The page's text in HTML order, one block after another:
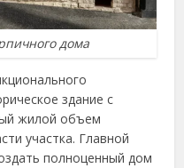
дома
здание с
жилой объем
участка. Главной
полноценный дом